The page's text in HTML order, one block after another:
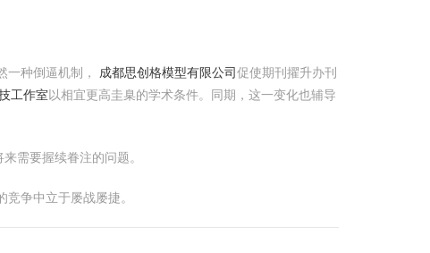
一种倒逼机制， 成都思创格模型有限公司促使期刊擢升办刊
工作室 以相宜更高圭臬的学术条件。同期，这一变化也辅导
需要握续眷注的问题。
争中立于屡战屡捷。